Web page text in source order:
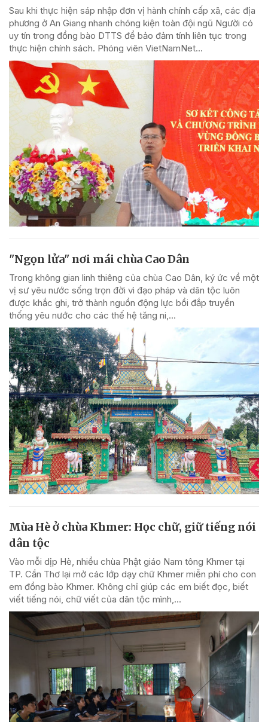
Sau khi thực hiện sáp nhập đơn vị hành chính cấp xã, các địa
phương ở An Giang nhanh chóng kiện toàn đội ngũ Người có
uy tín trong đồng bào DTTS để bảo đảm tính liên tục trong
thực hiện chính sách. Phóng viên VietNamNet...
"Ngọn lửa" nơi mái chùa Cao Dân
Trong không gian linh thiêng của chùa Cao Dân, ký ức về một
vị sư yêu nước sống trọn đời vì đạo pháp và dân tộc luôn
được khắc ghi, trở thành nguồn động lực bồi đắp truyền
thống yêu nước cho các thế hệ tăng ni,...
Mùa Hè ở chùa Khmer: Học chữ, giữ tiếng nói
dân tộc
Vào mỗi dịp Hè, nhiều chùa Phật giáo Nam tông Khmer tại
TP. Cần Thơ lại mở các lớp dạy chữ Khmer miễn phí cho con
em đồng bào Khmer. Không chỉ giúp các em biết đọc, biết
viết tiếng nói, chữ viết của dân tộc mình,...